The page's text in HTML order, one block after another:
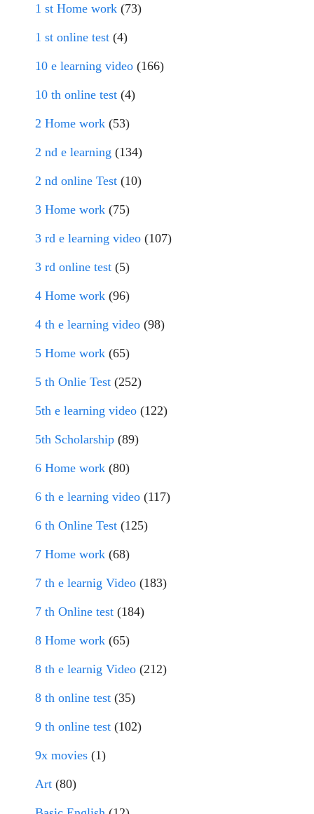
1 st Home work (73)
1 st online test (4)
10 e learning video (166)
10 th online test (4)
2 Home work (53)
2 nd e learning (134)
2 nd online Test (10)
3 Home work (75)
3 rd e learning video (107)
3 rd online test (5)
4 Home work (96)
4 th e learning video (98)
5 Home work (65)
5 th Onlie Test (252)
5th e learning video (122)
5th Scholarship (89)
6 Home work (80)
6 th e learning video (117)
6 th Online Test (125)
7 Home work (68)
7 th e learnig Video (183)
7 th Online test (184)
8 Home work (65)
8 th e learnig Video (212)
8 th online test (35)
9 th online test (102)
9x movies (1)
Art (80)